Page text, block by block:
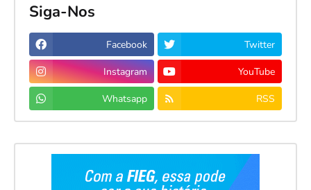
Siga-Nos
Facebook Twitter
Instagram YouTube
Whatsapp RSS